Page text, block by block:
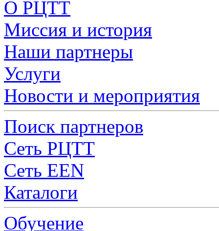
О РЦТТ
Миссия и история
Наши партнеры
Услуги
Новости и мероприятия
Поиск партнеров
Сеть РЦТТ
Сеть EEN
Каталоги
Обучение